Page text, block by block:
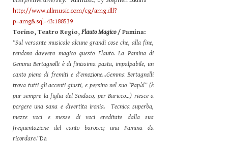
http://www.allmusic.com/cg/amg.dll?
p=amg&sql=43:188539
Torino, Teatro Regio, Flauto Magico/ Pamina:
“Sul versante musicale alcune grandi cose che, alla fine,
rendono davvero magico questo Flauto. La Pamina di
Gemma Bertagnolli è di finissima pasta, impalpabile, un
canto pieno di fremiti e d’emozione…Gemma Bertagnolli
trova tutti gli accenti giusti, e persino nel suo “Papà!” (è
pur sempre la figlia del Sindaco, per Baricco…) riesce a
porgere una sana e divertita ironia. Tecnica superba,
mezze voci e messe di voci ereditate dalla sua
frequentazione del canto barocco; una Pamina da
ricordare.”Da